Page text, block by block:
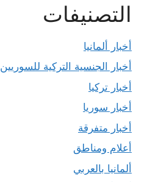
التصنيفات
أخبار ألمانيا
أخبار الجنسية التركية للسوريين
أخبار تركيا
أخبار سوريا
أخبار متفرقة
أعلام ومناطق
ألمانيا بالعربي